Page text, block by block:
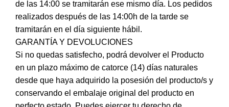
de las 14:00 se tramitarán ese mismo día. Los pedidos
realizados después de las 14:00h de la tarde se
tramitarán en el día siguiente hábil.
GARANTÍA Y DEVOLUCIONES
Si no quedas satisfecho, podrá devolver el Producto
en un plazo máximo de catorce (14) días naturales
desde que haya adquirido la posesión del producto/s y
conservando el embalaje original del producto en